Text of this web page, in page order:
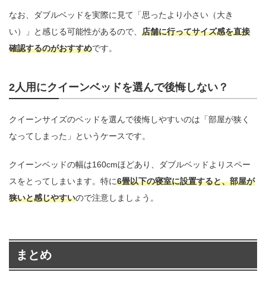
なお、ダブルベッドを実際に見て「思ったより小さい（大き
い）」と感じる可能性があるので、 店舗に行ってサイズ感を直接
確認するのがおすすめです。
2人用にクイーンベッドを選んで後悔しない？
クイーンサイズのベッドを選んで後悔しやすいのは「部屋が狭く
なってしまった」というケースです。
クイーンベッドの幅は160cmほどあり、ダブルベッドよりスペー
スをとってしまいます。特に6畳以下の寝室に設置すると、部屋が
狭いと感じやすいので注意しましょう。
まとめ